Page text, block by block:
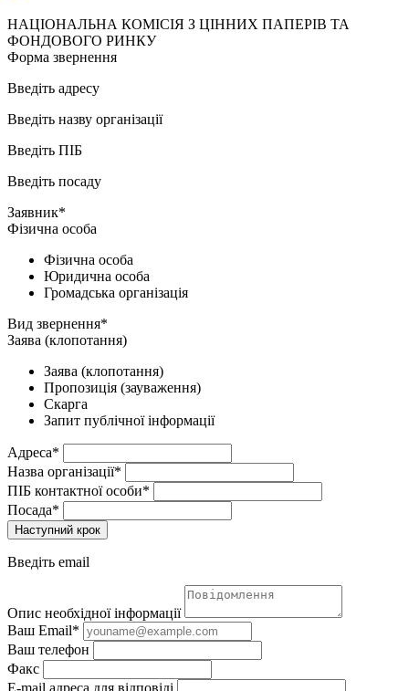
НАЦІОНАЛЬНА КОМІСІЯ З ЦІННИХ ПАПЕРІВ ТА
ФОНДОВОГО РИНКУ
Форма звернення
Введіть адресу
Введіть назву організації
Введіть ПІБ
Введіть посаду
Заявник*
Фізична особа
Фізична особа
Юридична особа
Громадська організація
Вид звернення*
Заява (клопотання)
Заява (клопотання)
Пропозиція (зауваження)
Скарга
Запит публічної інформації
Адреса*
Назва організації*
ПІБ контактної особи*
Посада*
Наступний крок
Введіть email
Опис необхідної інформації
Ваш Email*
Ваш телефон
Факс
E-mail адреса для відповіді